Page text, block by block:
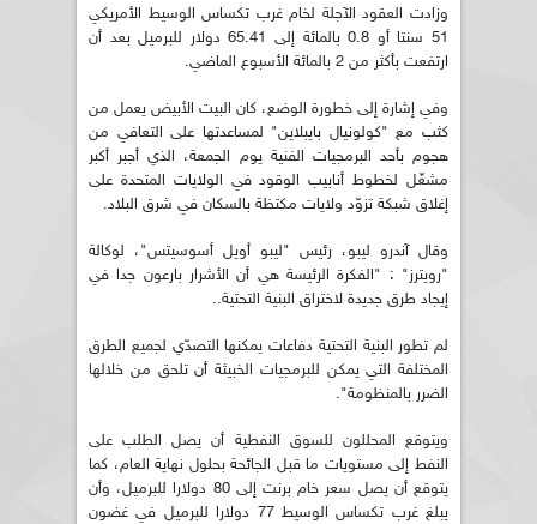
وزادت العقود الآجلة لخام غرب تكساس الوسيط الأمريكي
51 سنتا أو 0.8 بالمائة إلى 65.41 دولار للبرميل بعد أن
ارتفعت بأكثر من 2 بالمائة الأسبوع الماضي.
وفي إشارة إلى خطورة الوضع، كان البيت الأبيض يعمل من
كثب مع "كولونيال بايبلاين" لمساعدتها على التعافي من
هجوم بأحد البرمجيات الفنية يوم الجمعة، الذي أجبر أكبر
مشغّل لخطوط أنابيب الوقود في الولايات المتحدة على
إغلاق شبكة تزوّد ولايات مكتظة بالسكان في شرق البلاد.
وقال آندرو ليبو، رئيس "ليبو أويل أسوسيتس"، لوكالة
"رويترز" : "الفكرة الرئيسة هي أن الأشرار بارعون جدا في
إيجاد طرق جديدة لاختراق البنية التحتية..
لم تطور البنية التحتية دفاعات يمكنها التصدّي لجميع الطرق
المختلفة التي يمكن للبرمجيات الخبيثة أن تلحق من خلالها
الضرر بالمنظومة".
ويتوقع المحللون للسوق النفطية أن يصل الطلب على
النفط إلى مستويات ما قبل الجائحة بحلول نهاية العام، كما
يتوقع أن يصل سعر خام برنت إلى 80 دولارا للبرميل، وأن
يبلغ غرب تكساس الوسيط 77 دولارا للبرميل في غضون